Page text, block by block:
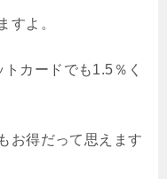
すよ。
カードでも1.5％く
お得だって思えます